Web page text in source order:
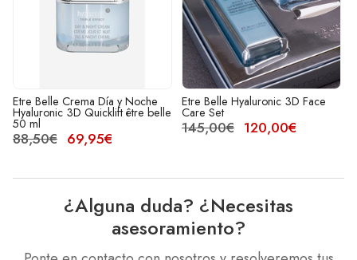
Etre Belle Crema Día y Noche
Hyaluronic 3D Quicklift être belle
50 ml
88,50€ 69,95€
Etre Belle Hyaluronic 3D Face
Care Set
145,00€ 120,00€
¿Alguna duda? ¿Necesitas
asesoramiento?